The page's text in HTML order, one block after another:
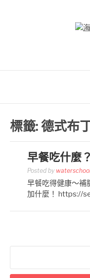
標籤:德式布
早餐吃什麼
Posted by
早餐吃得健康～補
加什麼！ https://
關